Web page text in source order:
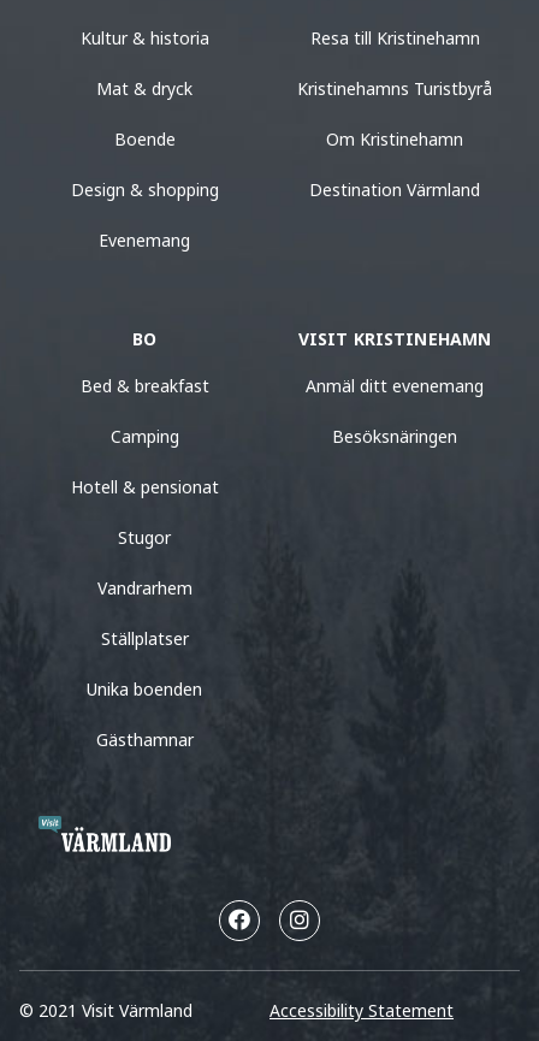
Kultur & historia
Mat & dryck
Boende
Design & shopping
Evenemang
Resa till Kristinehamn
Kristinehamns Turistbyrå
Om Kristinehamn
Destination Värmland
BO
Bed & breakfast
Camping
Hotell & pensionat
Stugor
Vandrarhem
Ställplatser
Unika boenden
Gästhamnar
VISIT KRISTINEHAMN
Anmäl ditt evenemang
Besöksnäringen
© 2021 Visit Värmland Accessibility Statement